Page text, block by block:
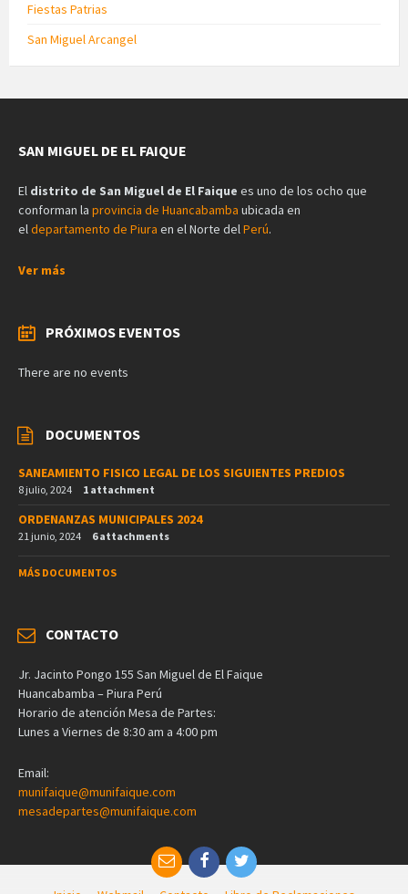
Fiestas Patrias
San Miguel Arcangel
SAN MIGUEL DE EL FAIQUE
El distrito de San Miguel de El Faique es uno de los ocho que
conforman la provincia de Huancabamba ubicada en
eldepartamento de Piura en el Norte delPerú.
Ver más
PRÓXIMOS EVENTOS
There are no events
DOCUMENTOS
SANEAMIENTO FISICO LEGAL DE LOS SIGUIENTES PREDIOS
8 julio, 2024 1 attachment
ORDENANZAS MUNICIPALES 2024
21 junio, 2024 6 attachments
MÁS DOCUMENTOS
CONTACTO
Jr. Jacinto Pongo 155 San Miguel de El Faique
Huancabamba – Piura Perú
Horario de atención Mesa de Partes:
Lunes a Viernes de 8:30 am a 4:00 pm
Email:
munifaique@munifaique.com
mesadepartes@munifaique.com